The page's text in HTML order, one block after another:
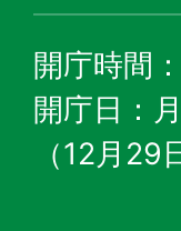
開庁時間
開庁日：
（12月